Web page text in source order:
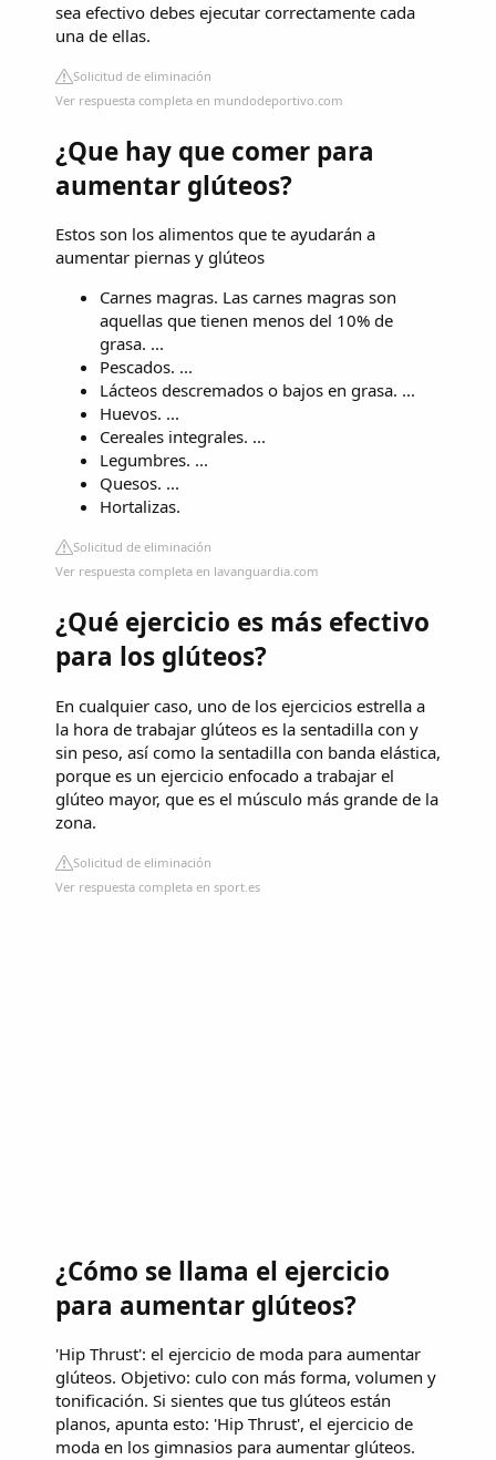
sea efectivo debes ejecutar correctamente cada
una de ellas.
Solicitud de eliminación
Ver respuesta completa en mundodeportivo.com
¿Que hay que comer para
aumentar glúteos?
Estos son los alimentos que te ayudarán a
aumentar piernas y glúteos
Carnes magras. Las carnes magras son
aquellas que tienen menos del 10% de
grasa. ...
Pescados. ...
Lácteos descremados o bajos en grasa. ...
Huevos. ...
Cereales integrales. ...
Legumbres. ...
Quesos. ...
Hortalizas.
Solicitud de eliminación
Ver respuesta completa en lavanguardia.com
¿Qué ejercicio es más efectivo
para los glúteos?
En cualquier caso, uno de los ejercicios estrella a
la hora de trabajar glúteos es la sentadilla con y
sin peso, así como la sentadilla con banda elástica,
porque es un ejercicio enfocado a trabajar el
glúteo mayor, que es el músculo más grande de la
zona.
Solicitud de eliminación
Ver respuesta completa en sport.es
¿Cómo se llama el ejercicio
para aumentar glúteos?
'Hip Thrust': el ejercicio de moda para aumentar
glúteos. Objetivo: culo con más forma, volumen y
tonificación. Si sientes que tus glúteos están
planos, apunta esto: 'Hip Thrust', el ejercicio de
moda en los gimnasios para aumentar glúteos.